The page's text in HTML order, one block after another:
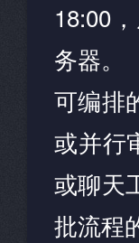
18:00
务器。
可编排
或并行
或聊天
批流程